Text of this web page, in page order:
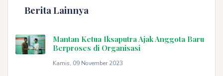
Berita Lainnya
Mantan Ketua Iksaputra Ajak Anggota Baru
Berproses di Organisasi
Kamis, 09 November 2023